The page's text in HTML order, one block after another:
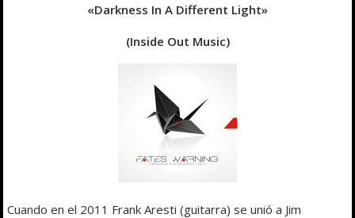
«Darkness In A Different Light»
(Inside Out Music)
Cuando en el 2011 Frank Aresti (guitarra) se unió a Jim